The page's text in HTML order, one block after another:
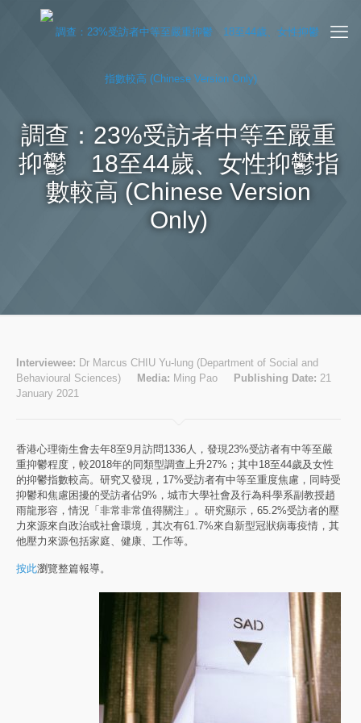
調查：23%受訪者中等至嚴重
抑鬱 18至44歲、女性抑鬱指
數較高 (Chinese Version
Only)
Interviewee: Dr Marcus CHIU Yu-lung (Department of Social and
Behavioural Sciences)
Media: Ming Pao Publishing Date: 21
January 2021
香港心理衛生會去年8至9月訪問1336人，發現23%受訪者有中等至嚴
重抑鬱程度，較2018年的同類型調查上升27%；其中18至44歲及女性
的抑鬱指數較高。研究又發現，17%受訪者有中等至重度焦慮，同時受
抑鬱和焦慮困擾的受訪者佔9%，城市大學社會及行為科學系副教授趙
雨龍形容，情況「非常非常值得關注」。研究顯示，65.2%受訪者的壓
力來源來自政治或社會環境，其次有61.7%來自新型冠狀病毒疫情，其
他壓力來源包括家庭、健康、工作等。
按此瀏覽整篇報導。